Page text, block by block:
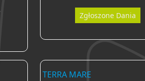
Zgłoszone Dania
TERRA MARE